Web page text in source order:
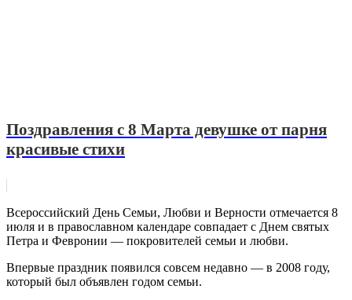
Поздравления с 8 Марта девушке от парня
красивые стихи
Всероссийский День Семьи, Любви и Верности отмечается 8
июля и в православном календаре совпадает с Днем святых
Петра и Февронии — покровителей семьи и любви.
Впервые праздник появился совсем недавно — в 2008 году,
который был объявлен годом семьи.